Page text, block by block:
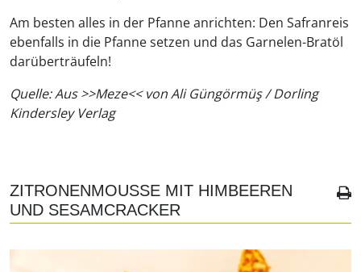
Am besten alles in der Pfanne anrichten: Den Safranreis
ebenfalls in die Pfanne setzen und das Garnelen-Bratöl
darüberträufeln!
Quelle: Aus >>Meze<< von Ali Güngörmüş / Dorling
Kindersley Verlag
ZITRONENMOUSSE MIT HIMBEEREN
UND SESAMCRACKER